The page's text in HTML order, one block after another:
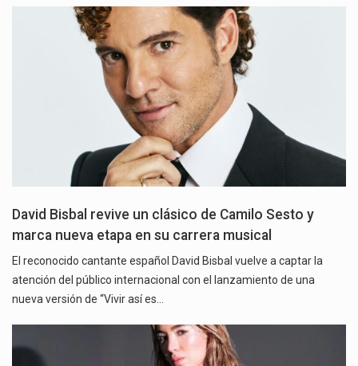
David Bisbal revive un clásico de Camilo Sesto y
marca nueva etapa en su carrera musical
El reconocido cantante español David Bisbal vuelve a captar la
atención del público internacional con el lanzamiento de una
nueva versión de “Vivir así es…